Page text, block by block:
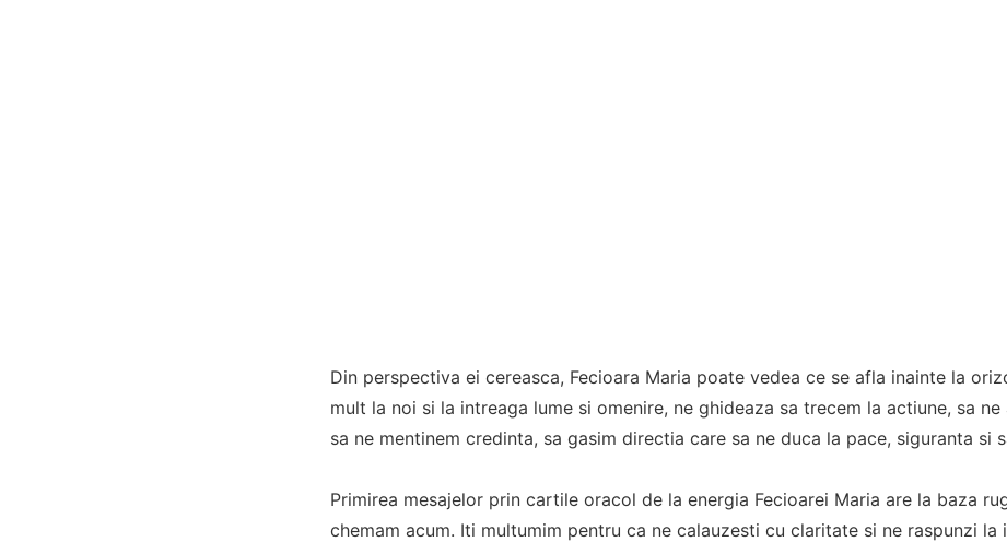
Din perspectiva ei cereasca, Fecioara Maria poate vedea ce se afla inainte la
mult la noi si la intreaga lume si omenire, ne ghideaza sa trecem la actiune, sa
sa ne mentinem credinta, sa gasim directia care sa ne duca la pace, siguranta si
Primirea mesajelor prin cartile oracol de la energia Fecioarei Maria are la baza
chemam acum. Iti multumim pentru ca ne calauzesti cu claritate si ne raspunzi